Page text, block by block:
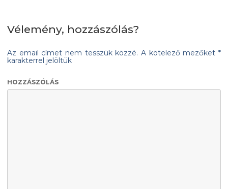
Vélemény, hozzászólás?
Az email címet nem tesszük közzé. A kötelező mezőket*
karakterrel jelöltük
HOZZÁSZÓLÁS